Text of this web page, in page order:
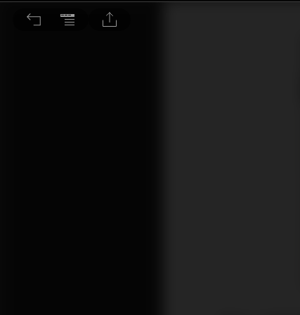
音響迷的必修學分